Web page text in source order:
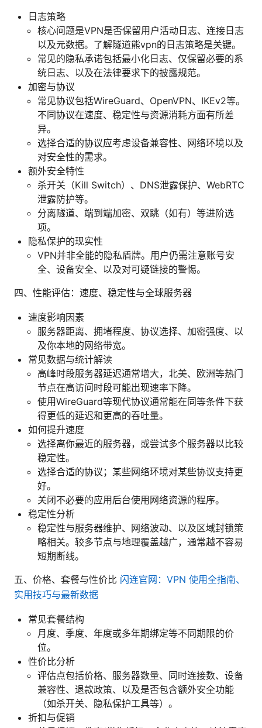
日志策略
核心问题是VPN是否保留用户活动日志、连接日志
以及元数据。了解隧道熊vpn的日志策略是关键。
常见的隐私承诺包括最小化日志、仅保留必要的系
统日志、以及在法律要求下的披露规范。
加密与协议
常见协议包括WireGuard、OpenVPN、IKEv2等。
不同协议在速度、稳定性与资源消耗方面有所差
异。
选择合适的协议应考虑设备兼容性、网络环境以及
对安全性的需求。
额外安全特性
杀开关（Kill Switch）、DNS泄露保护、WebRTC
泄露防护等。
分离隧道、端到端加密、双跳（如有）等进阶选
项。
隐私保护的现实性
VPN并非全能的隐私盾牌。用户仍需注意账号安
全、设备安全、以及对可疑链接的警惕。
四、性能评估：速度、稳定性与全球服务器
速度影响因素
服务器距离、拥堵程度、协议选择、加密强度、以
及你本地的网络带宽。
常见数据与统计解读
高峰时段服务器延迟通常增大，北美、欧洲等热门
节点在高访问时段可能出现速率下降。
使用WireGuard等现代协议通常能在同等条件下获
得更低的延迟和更高的吞吐量。
如何提升速度
选择离你最近的服务器，或尝试多个服务器以比较
稳定性。
选择合适的协议；某些网络环境对某些协议支持更
好。
关闭不必要的应用后台使用网络资源的程序。
稳定性分析
稳定性与服务器维护、网络波动、以及区域封锁策
略相关。较多节点与地理覆盖越广，通常越不容易
短期断线。
五、价格、套餐与性价比 闪连官网：VPN 使用全指南、
实用技巧与最新数据
常见套餐结构
月度、季度、年度或多年期绑定等不同期限的价
位。
性价比分析
评估点包括价格、服务器数量、同时连接数、设备
兼容性、退款政策、以及是否包含额外安全功能
（如杀开关、隐私保护工具等）。
折扣与促销